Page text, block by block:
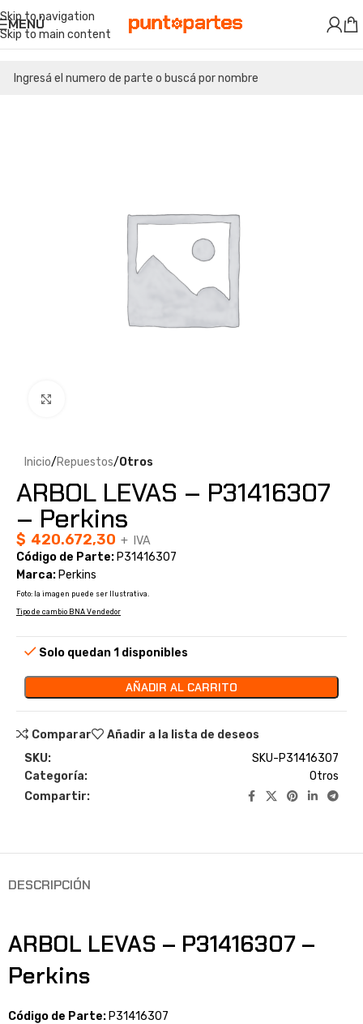
Skip to navigation
Skip to main content
MENÚ
Inicio Repuestos Otros
ARBOL LEVAS – P31416307
– Perkins
$ 420.672,30 + IVA
Código de Parte: P31416307
Marca: Perkins
Foto: la imagen puede ser Ilustrativa.
Tipo de cambio BNA Vendedor
Solo quedan 1 disponibles
AÑADIR AL CARRITO
Comparar
Añadir a la lista de deseos
SKU:
SKU-P31416307
Categoría:
Otros
Compartir:
DESCRIPCIÓN
ARBOL LEVAS – P31416307 –
Perkins
Código de Parte: P31416307